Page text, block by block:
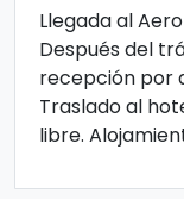
Llegada al
Después del
recepción por
Traslado al
libre.